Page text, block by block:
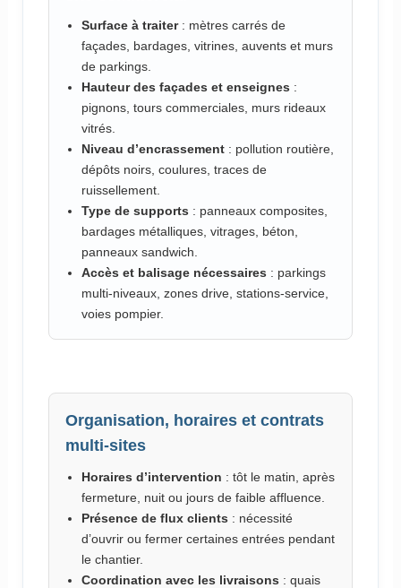
Surface à traiter: mètres carrés de
façades, bardages, vitrines, auvents et murs
de parkings.
Hauteur des façades et enseignes :
pignons, tours commerciales, murs rideaux
vitrés.
Niveau d’encrassement: pollution routière,
dépôts noirs, coulures, traces de
ruissellement.
Type de supports : panneaux composites,
bardages métalliques, vitrages, béton,
panneaux sandwich.
Accès et balisage nécessaires : parkings
multi-niveaux, zones drive, stations-service,
voies pompier.
Organisation, horaires et contrats
multi-sites
Horaires d’intervention : tôt le matin, après
fermeture, nuit ou jours de faible affluence.
Présence de flux clients : nécessité
d’ouvrir ou fermer certaines entrées pendant
le chantier.
Coordination avec les livraisons : quais